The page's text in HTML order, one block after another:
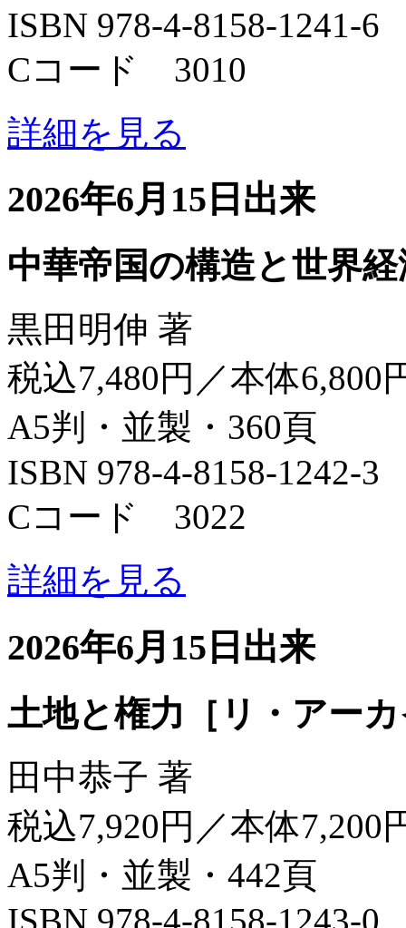
ISBN 978-4-8158-1241-6
Cコード 3010
詳細を見る
2026年6月15日出来
中華帝国の構造と世界
黒田明伸 著
税込7,480円／本体6,800
A5判・並製・360頁
ISBN 978-4-8158-1242-3
Cコード 3022
詳細を見る
2026年6月15日出来
土地と権力［リ・アー
田中恭子 著
税込7,920円／本体7,200
A5判・並製・442頁
ISBN 978-4-8158-1243-0